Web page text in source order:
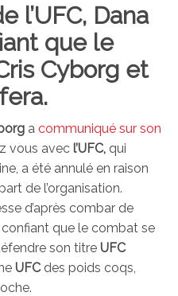
l’UFC, Dana
que le
Cyborg et
a communiqué sur son
vous avec l’UFC, qui
a été annulé en raison
de l’organisation.
d’après combar de
que le combat se
son titre UFC
UFC des poids coqs,